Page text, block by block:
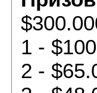
1 -
2 -